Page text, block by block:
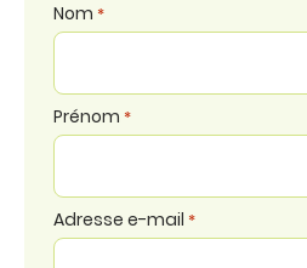
Nom *
Prénom *
Adresse e-mail *